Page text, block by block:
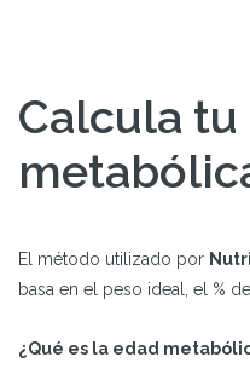
Calcula tu
El método utilizado por
basa en el peso ideal, el %
¿Qué es la edad